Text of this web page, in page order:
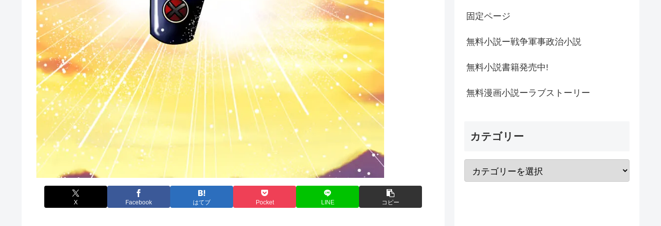
X Facebook はてブ Pocket LINE コピー
固定ページ
無料小説ー戦争軍事政治小説
無料小説書籍発売中!
無料漫画小説ーラブストーリー
カテゴリー